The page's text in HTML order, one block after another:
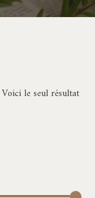
Voici le seul résultat